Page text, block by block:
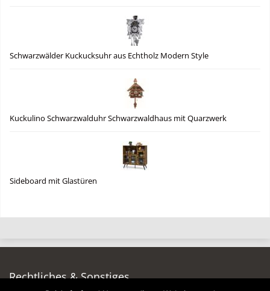
Schwarzwälder Kuckucksuhr aus Echtholz Modern Style
Kuckulino Schwarzwalduhr Schwarzwaldhaus mit Quarzwerk
Sideboard mit Glastüren
Rechtliches & Sonstiges